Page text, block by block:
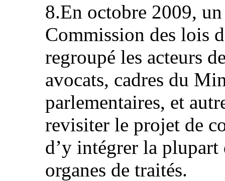
8.En octobre 2009,
Commission des lois
regroupé les acteurs
avocats, cadres du
parlementaires, et
revisiter le projet de
d’y intégrer la plupart
organes de traités.